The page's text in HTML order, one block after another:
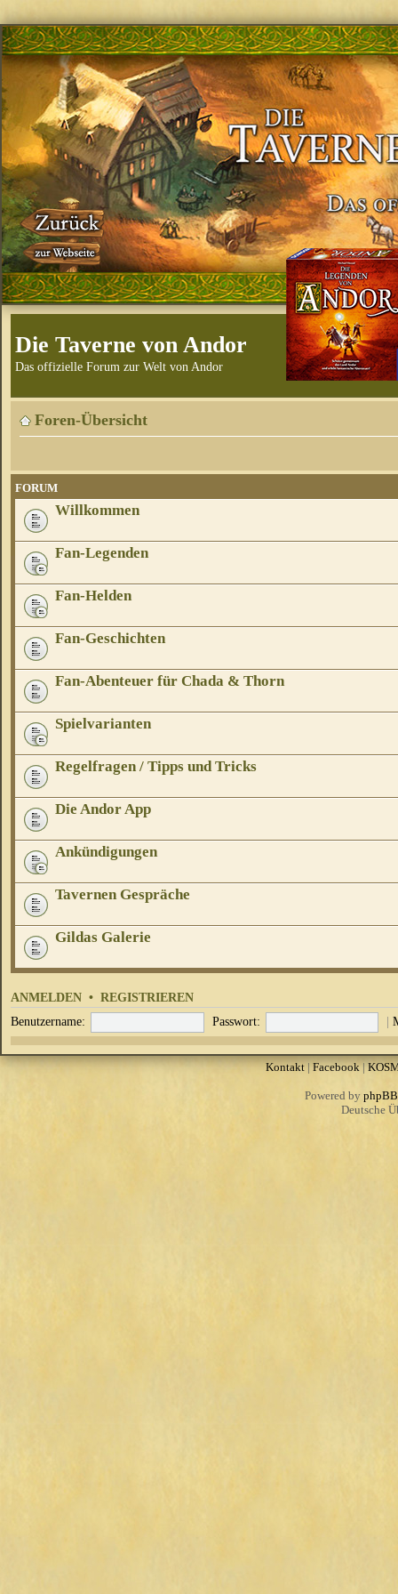
Die Taverne von Andor
Das offizielle Forum zur Welt von Andor
Foren-Übersicht
FORUM
Willkommen
Fan-Legenden
Fan-Helden
Fan-Geschichten
Fan-Abenteuer für Chada & Thorn
Spielvarianten
Regelfragen / Tipps und Tricks
Die Andor App
Ankündigungen
Tavernen Gespräche
Gildas Galerie
ANMELDEN • REGISTRIEREN
Benutzername: Passwort: |
Kontakt| Facebook|
Powered by phpBB
Deutsche